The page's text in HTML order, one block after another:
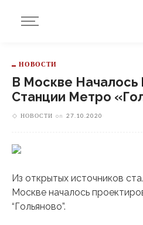
НОВОСТИ
В Москве Началось
Станции Метро
НОВОСТИ on 27.10.2020
Из открытых источников
Москве началось
“Гольяново”.